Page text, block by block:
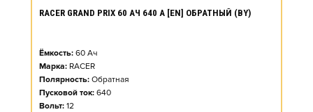
RACER GRAND PRIX 60 АЧ 640 А [EN] ОБРАТНЫЙ (BY)
Ёмкость: 60 Ач
Марка: RACER
Полярность: Обратная
Пусковой ток: 640
Вольт: 12